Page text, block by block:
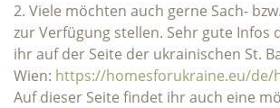
2. Viele möchten auch gerne Sach-
zur Verfügung stellen. Sehr gute Infos
ihr auf der Seite der ukrainischen St.
Wien: https://homesforukraine.eu/de/
Auf dieser Seite findet ihr auch eine